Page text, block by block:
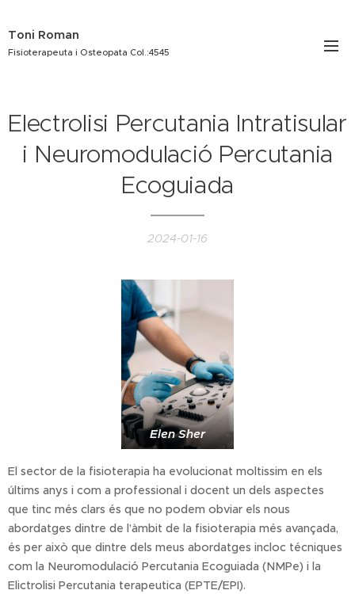
Toni Roman
Fisioterapeuta i Osteopata Col.:4545
Electrolisi Percutania Intratisular
i Neuromodulació Percutania
Ecoguiada
2024-01-16
Elen Sher
El sector de la fisioterapia ha evolucionat moltissim en els
últims anys i com a professional i docent un dels aspectes
que tinc més clars és que no podem obviar els nous
abordatges dintre de l’àmbit de la fisioterapia més avançada,
és per això que dintre dels meus abordatges incloc técniques
com la Neuromodulació Percutania Ecoguiada (NMPe) i la
Elictrolisi Percutania terapeutica (EPTE/EPI).